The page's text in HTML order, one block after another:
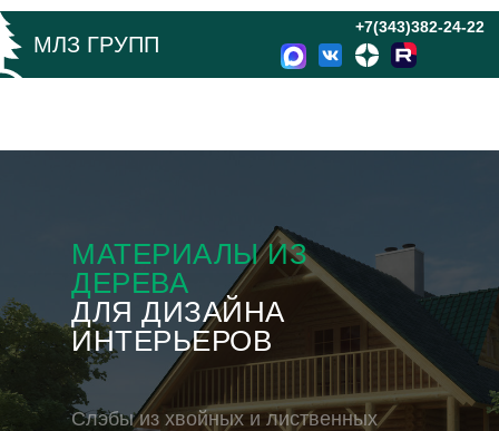
МЛЗ ГРУПП
+7(343)382-24-22
МАТЕРИАЛЫ ИЗ
ДЕРЕВА
ДЛЯ ДИЗАЙНА
ИНТЕРЬЕРОВ
Слэбы из хвойных и лиственных